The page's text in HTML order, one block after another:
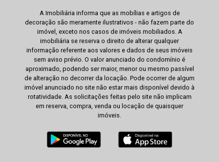
A Imobiliária informa que as mobílias e artigos de
decoração são meramente ilustrativos - não fazem parte do
imóvel, exceto nos casos de imóveis mobiliados. A
imobiliária se reserva o direito de alterar qualquer
informação referente aos valores e dados de seus imóveis
sem aviso prévio. O valor anunciado do condomínio é
aproximado, podendo ser maior, menor ou mesmo passível
de alteração no decorrer da locação. Pode ocorrer de algum
imóvel anunciado no site não estar mais disponível devido à
rotatividade. As solicitações feitas pelo site não implicam
em reserva, compra, venda ou locação de quaisquer
imóveis.